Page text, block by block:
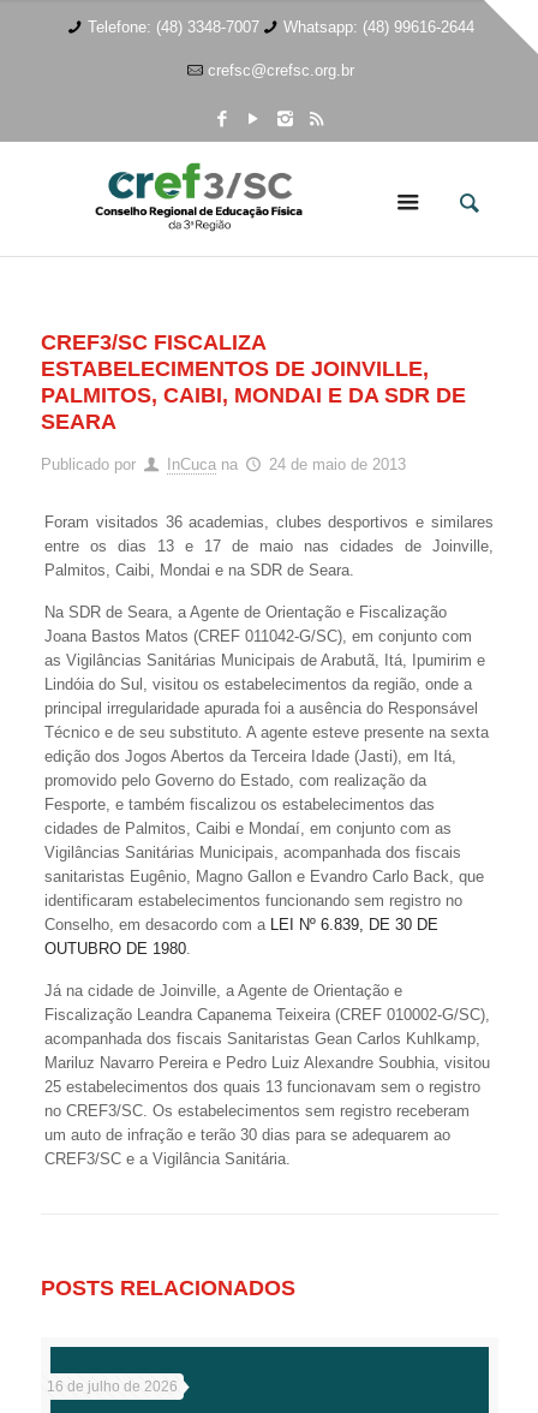
Telefone: (48) 3348-7007 Whatsapp: (48) 99616-2644
crefsc@crefsc.org.br
CREF3/SC FISCALIZA
ESTABELECIMENTOS DE JOINVILLE,
PALMITOS, CAIBI, MONDAI E DA SDR DE
SEARA
Publicado por InCuca na 24 de maio de 2013
Foram visitados 36 academias, clubes desportivos e similares
entre os dias 13 e 17 de maio nas cidades de Joinville,
Palmitos, Caibi, Mondai e na SDR de Seara.
Na SDR de Seara, a Agente de Orientação e Fiscalização
Joana Bastos Matos (CREF 011042-G/SC), em conjunto com
as Vigilâncias Sanitárias Municipais de Arabutã, Itá, Ipumirim e
Lindóia do Sul, visitou os estabelecimentos da região, onde a
principal irregularidade apurada foi a ausência do Responsável
Técnico e de seu substituto. A agente esteve presente na sexta
edição dos Jogos Abertos da Terceira Idade (Jasti), em Itá,
promovido pelo Governo do Estado, com realização da
Fesporte, e também fiscalizou os estabelecimentos das
cidades de Palmitos, Caibi e Mondaí, em conjunto com as
Vigilâncias Sanitárias Municipais, acompanhada dos fiscais
sanitaristas Eugênio, Magno Gallon e Evandro Carlo Back, que
identificaram estabelecimentos funcionando sem registro no
Conselho, em desacordo com a LEI Nº 6.839, DE 30 DE
OUTUBRO DE 1980.
Já na cidade de Joinville, a Agente de Orientação e
Fiscalização Leandra Capanema Teixeira (CREF 010002-G/SC),
acompanhada dos fiscais Sanitaristas Gean Carlos Kuhlkamp,
Mariluz Navarro Pereira e Pedro Luiz Alexandre Soubhia, visitou
25 estabelecimentos dos quais 13 funcionavam sem o registro
no CREF3/SC. Os estabelecimentos sem registro receberam
um auto de infração e terão 30 dias para se adequarem ao
CREF3/SC e a Vigilância Sanitária.
POSTS RELACIONADOS
16 de julho de 2026